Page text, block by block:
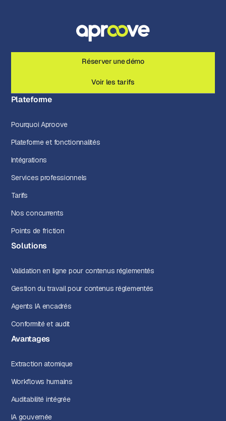
Réserver une démo
Voir les tarifs
Plateforme
Pourquoi Aproove
Plateforme et fonctionnalités
Intégrations
Services professionnels
Tarifs
Nos concurrents
Points de friction
Solutions
Validation en ligne pour contenus réglementés
Gestion du travail pour contenus réglementés
Agents IA encadrés
Conformité et audit
Avantages
Extraction atomique
Workflows humains
Auditabilité intégrée
IA gouvernée